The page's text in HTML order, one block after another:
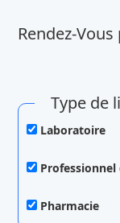
Rendez-
Type de
Laboratoire
Professionnel
Pharmacie